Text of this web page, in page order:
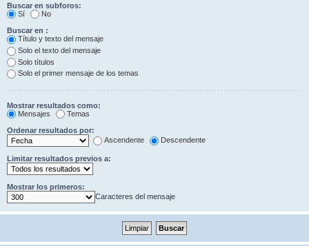
Buscar en subforos:
Sí
No
Buscar en :
Título y texto del mensaje
Solo el texto del mensaje
Solo títulos
Solo el primer mensaje de los temas
Mostrar resultados como:
Mensajes
Temas
Ordenar resultados por:
Ascendente
Descendente
Limitar resultados previos a:
Mostrar los primeros:
Caracteres del mensaje